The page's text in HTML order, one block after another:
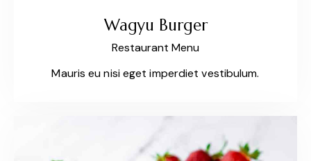
Wagyu Burger
Restaurant Menu
Mauris eu nisi eget imperdiet vestibulum.